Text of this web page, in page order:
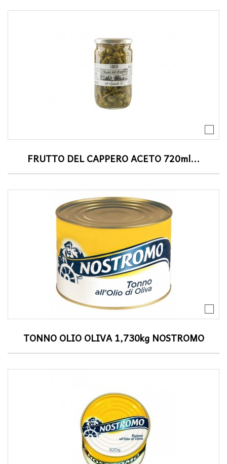
FRUTTO DEL CAPPERO ACETO 720ml...
TONNO OLIO OLIVA 1,730kg NOSTROMO